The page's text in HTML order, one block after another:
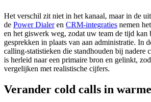
Het verschil zit niet in het kanaal, maar in de
de Power Dialeren CRM-integraties nemen
en het giswerk weg, zodat uw team de tijd kan
gesprekken in plaats van aan administratie. In
calling-statistieken die standhouden bij
is herleid naar een primaire bron en gelinkt,
vergelijken met realistische cijfers.
Verander cold calls in